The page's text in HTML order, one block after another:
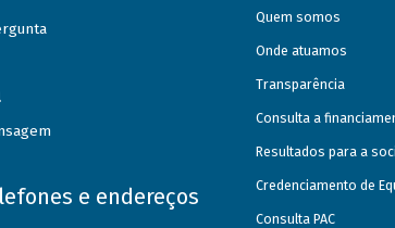
e endereços
Quem somos
Onde atuamos
Transparência
Consulta a
Resultados para a
Credenciamento de
Consulta PAC